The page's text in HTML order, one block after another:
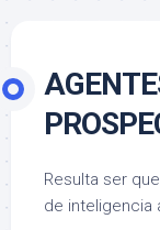
Resulta ser
de inteligencia